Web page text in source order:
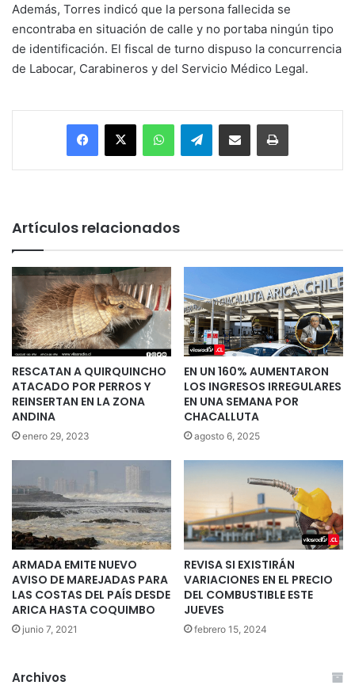
Además, Torres indicó que la persona fallecida se
encontraba en situación de calle y no portaba ningún tipo
de identificación. El fiscal de turno dispuso la concurrencia
de Labocar, Carabineros y del Servicio Médico Legal.
Facebook
X WhatsAppTelegramEnviar vía email Imprimir
Artículos relacionados
RESCATAN A QUIRQUINCHO
ATACADO POR PERROS Y
REINSERTAN EN LA ZONA
ANDINA
enero 29, 2023
EN UN 160% AUMENTARON
LOS INGRESOS IRREGULARES
EN UNA SEMANA POR
CHACALLUTA
agosto 6, 2025
ARMADA EMITE NUEVO
AVISO DE MAREJADAS PARA
LAS COSTAS DEL PAÍS DESDE
ARICA HASTA COQUIMBO
junio 7, 2021
REVISA SI EXISTIRÁN
VARIACIONES EN EL PRECIO
DEL COMBUSTIBLE ESTE
JUEVES
febrero 15, 2024
Archivos